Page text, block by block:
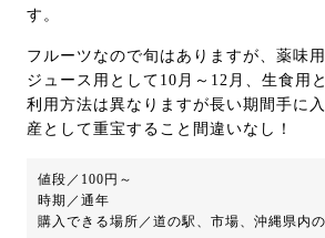
す。
フルーツなので旬はありますが、薬味
ジュース用として10月～12月、生食用
利用方法は異なりますが長い期間手に
産として重宝すること間違いなし！
値段／100円～
時期／通年
購入できる場所／道の駅、市場、沖縄県内